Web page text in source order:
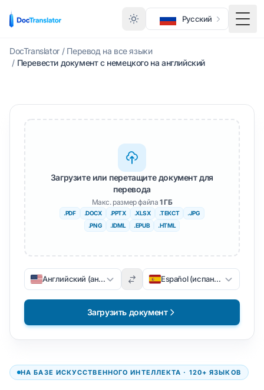
Русский
DocTranslator / Перевод на все языки
/ Перевести документ с немецкого на английский
НА БАЗЕ ИСКУССТВЕННОГО ИНТЕЛЛЕКТА · 120+ ЯЗЫКОВ
Загрузите или перетащите документ для
перевода
Макс. размер файла 1 ГБ
.PDF .DOCX .PPTX .XLSX .ТЕКСТ
.JPG
.PNG
.IDML .EPUB .HTML
Английский (английский) Español (испанский)
Загрузить документ